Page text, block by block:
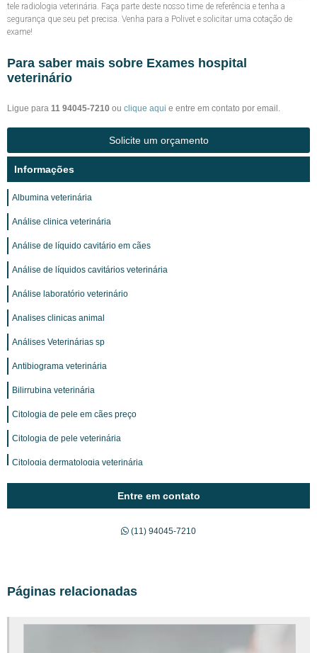
tele radiologia veterinária. Faça parte deste nosso time de referência e tenha a
segurança que seu pet precisa. Venha para a Polivet e solicitar uma cotação de
exame!
Para saber mais sobre Exames hospital
veterinário
Ligue para 11 94045-7210 ou clique aqui e entre em contato por email.
Solicite um orçamento
Informações
Albumina veterinária
Análise clinica veterinária
Análise de líquido cavitário em cães
Análise de líquidos cavitários veterinária
Análise laboratório veterinário
Analises clinicas animal
Análises Veterinárias sp
Antibiograma veterinária
Bilirrubina veterinária
Citologia de pele em cães preço
Citologia de pele veterinária
Citologia dermatologia veterinária
Citopatologia veterinária diagnóstica
Clínica de Serviços Veterinários
Entre em contato
(11) 94045-7210
Páginas relacionadas